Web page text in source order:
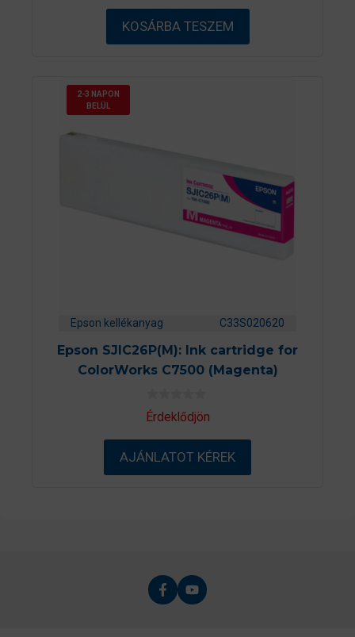
b
ő
l
KOSÁRBA TESZEM
2-3 NAPON
BELÜL
Epson kellékanyag C33S020620
Epson SJIC26P(M): Ink cartridge for
ColorWorks C7500 (Magenta)
0
a
-
ő
Érdeklődjön
AJÁNLATOT KÉREK